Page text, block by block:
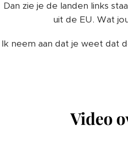
Dan zie je de landen links
uit de EU. Wat
Ik neem aan dat je weet dat
Video